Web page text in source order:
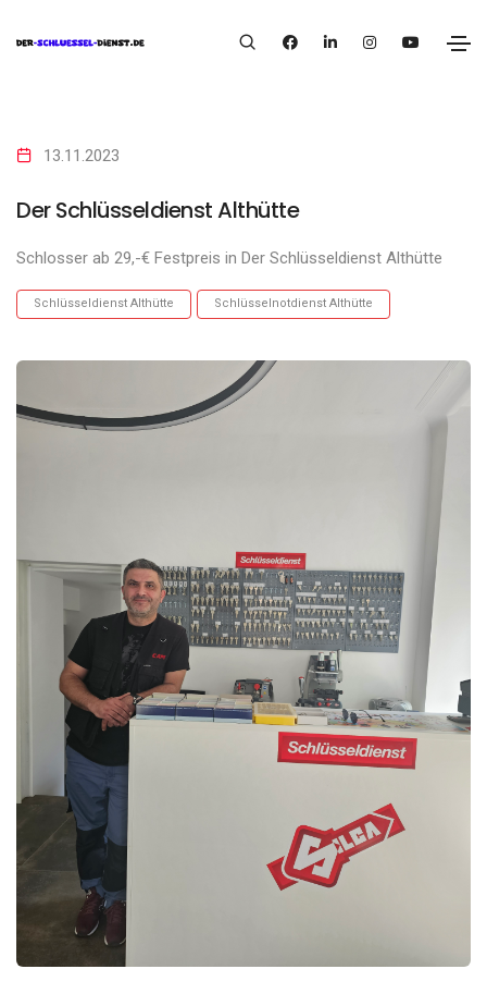
13.11.2023
Der Schlüsseldienst Althütte
Schlosser ab 29,-€ Festpreis in Der Schlüsseldienst Althütte
Schlüsseldienst Althütte Schlüsselnotdienst Althütte